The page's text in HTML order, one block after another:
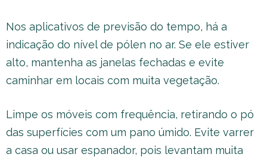
Nos aplicativos de previsão do tempo, há a
indicação do nível de pólen no ar. Se ele estiver
alto, mantenha as janelas fechadas e evite
caminhar em locais com muita vegetação.
Limpe os móveis com frequência, retirando o pó
das superfícies com um pano úmido. Evite varrer
a casa ou usar espanador, pois levantam muita